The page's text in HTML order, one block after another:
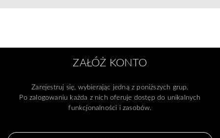
ZAŁÓŻ KONTO
Zarejestruj się, wybierając jedną z poniższych grup.
Po zalogowaniu każda z nich oferuje dostęp do unikalnych
funkcjonalności i zasobów.